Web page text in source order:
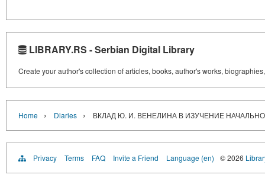
LIBRARY.RS - Serbian Digital Library
Create your author's collection of articles, books, author's works,
Home › Diaries › ВКЛАД Ю. И. ВЕНЕЛИНА В ИЗУЧЕНИЕ
Privacy Terms FAQ Invite a Friend Language (en) © 2026